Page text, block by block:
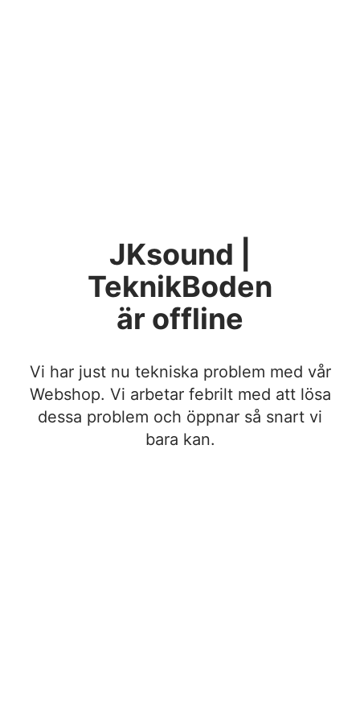
JKsound |
TeknikBoden
är offline
Vi har just nu tekniska problem med vår
Webshop. Vi arbetar febrilt med att lösa
dessa problem och öppnar så snart vi
bara kan.